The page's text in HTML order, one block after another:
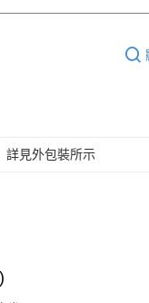
詳見外包裝所示